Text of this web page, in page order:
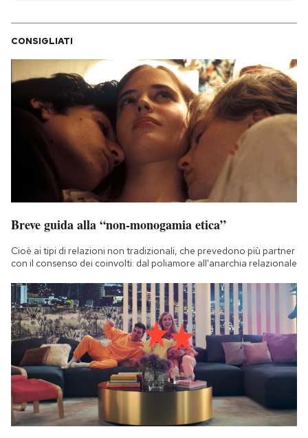
CONSIGLIATI
Breve guida alla “non-monogamia etica”
Cioè ai tipi di relazioni non tradizionali, che prevedono più partner
con il consenso dei coinvolti: dal poliamore all'anarchia relazionale